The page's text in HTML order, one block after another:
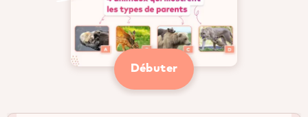
Débuter